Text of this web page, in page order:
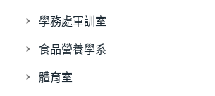
學務處軍訓室
食品營養學系
體育室